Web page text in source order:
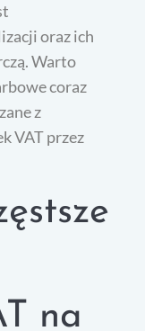
oraz ich
Warto
coraz
z
VAT przez
na